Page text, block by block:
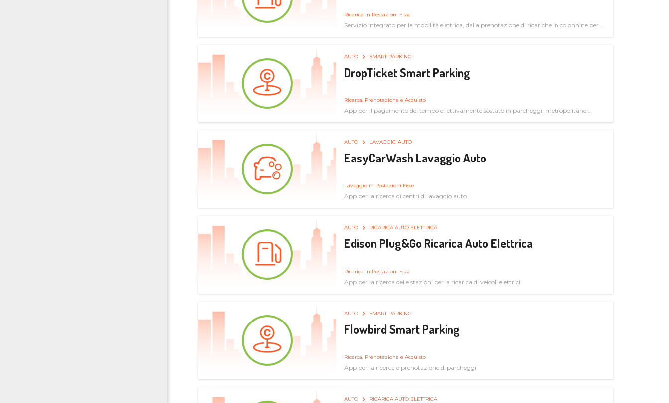
Ricarica in Postazioni Fisse
Servizio integrato per la mobilità elettrica, dalla prenotazione di ricariche in colonnine per il
AUTO SMART PARKING
DropTicket Smart Parking
Ricerca, Prenotazione e Acquisto
App per il pagamento del tempo effettivamente sostato in parcheggi, metropolitane,
AUTO LAVAGGIO AUTO
EasyCarWash Lavaggio Auto
Lavaggio in Postazioni Fisse
App per la ricerca di centri di lavaggio auto
AUTO RICARICA AUTO ELETTRICA
Edison Plug&Go Ricarica Auto Elettrica
Ricarica in Postazioni Fisse
App per la ricerca delle stazioni per la ricarica di veicoli elettrici
AUTO SMART PARKING
Flowbird Smart Parking
Ricerca, Prenotazione e Acquisto
App per la ricerca e prenotazione di parcheggi
AUTO RICARICA AUTO ELETTRICA